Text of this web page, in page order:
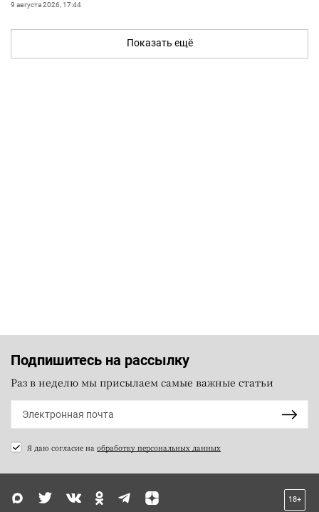
9 августа 2026, 17:44
Показать ещё
Подпишитесь на рассылку
Раз в неделю мы присылаем самые важные статьи
Я даю согласие на обработку персональных данных
18+